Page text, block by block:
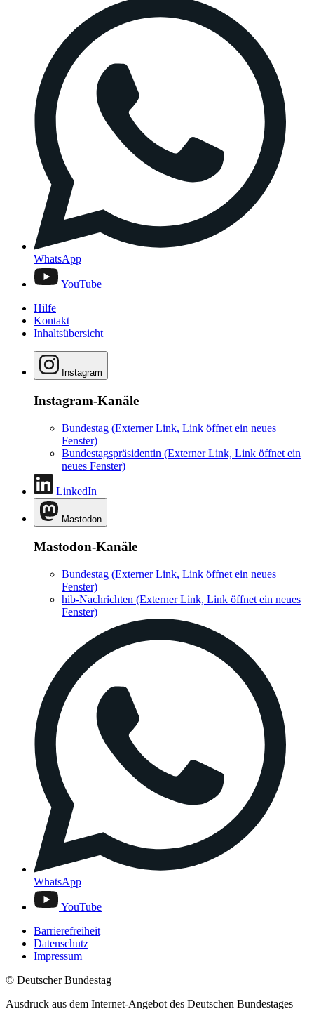
WhatsApp
YouTube
Hilfe
Kontakt
Inhaltsübersicht
Instagram
Instagram-Kanäle
Bundestag (Externer Link, Link öffnet ein neues
Fenster)
Bundestagspräsidentin (Externer Link, Link öffnet ein
neues Fenster)
LinkedIn
Mastodon
Mastodon-Kanäle
Bundestag (Externer Link, Link öffnet ein neues
Fenster)
hib-Nachrichten (Externer Link, Link öffnet ein neues
Fenster)
WhatsApp
YouTube
Barrierefreiheit
Datenschutz
Impressum
© Deutscher Bundestag
Ausdruck aus dem Internet-Angebot des Deutschen Bundestages